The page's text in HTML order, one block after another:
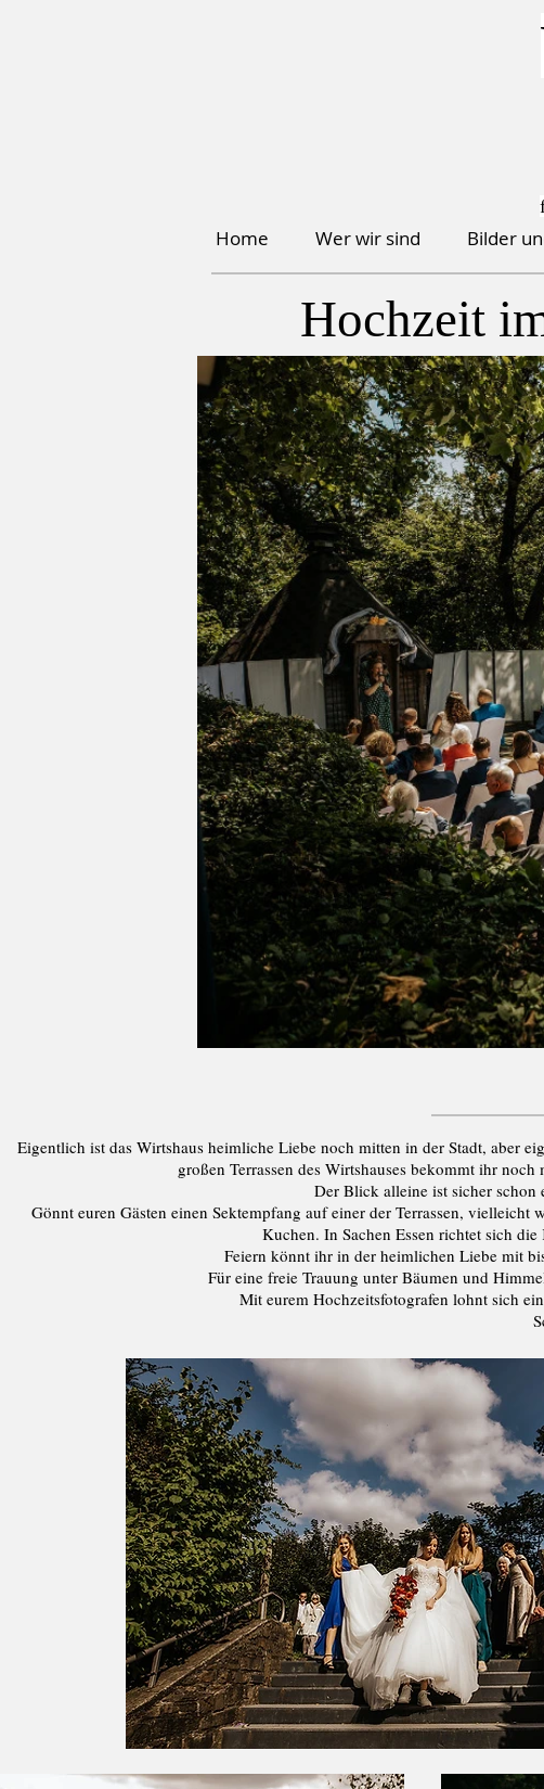
Home Wer wir sind Bilder
Hochzeit
Eigentlich ist das Wirtshaus heimliche Liebe noch mitten in der Stadt, aber
großen Terrassen des Wirtshauses bekommt ihr
Der Blick alleine ist sicher schon
Gönnt euren Gästen einen Sektempfang auf einer der Terrassen,
Kuchen. In Sachen Essen richtet sich
Feiern könnt ihr in der heimlichen Liebe mit
Für eine freie Trauung unter Bäumen und
Mit eurem Hochzeitsfotografen lohnt sich